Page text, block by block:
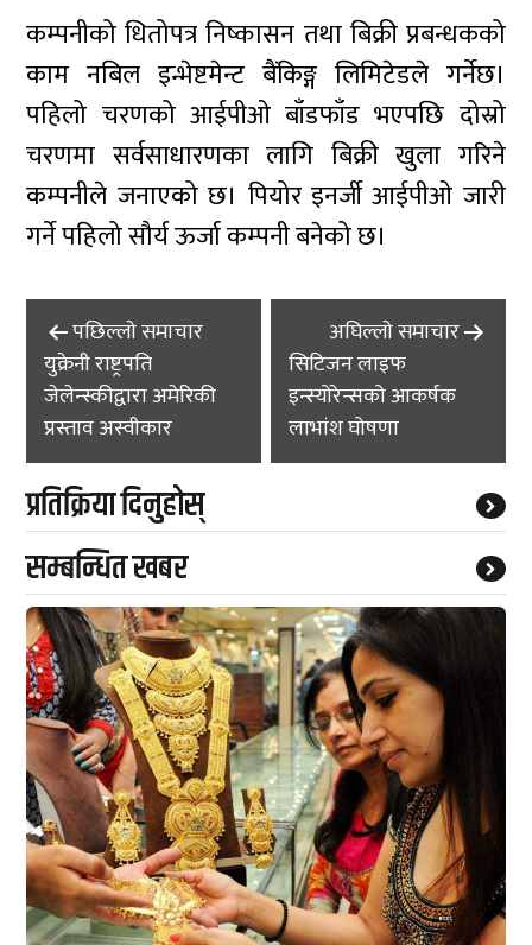
कम्पनीको धितोपत्र निष्कासन तथा बिक्री प्रबन्धकको
काम नबिल इन्भेष्टमेन्ट बैंकिङ्ग लिमिटेडले गर्नेछ।
पहिलो चरणको आईपीओ बाँडफाँड भएपछि दोस्रो
चरणमा सर्वसाधारणका लागि बिक्री खुला गरिने
कम्पनीले जनाएको छ। पियोर इनर्जी आईपीओ जारी
गर्ने पहिलो सौर्य ऊर्जा कम्पनी बनेको छ।
Post
navigation
पछिल्लाे समाचार
युक्रेनी राष्ट्रपति
जेलेन्स्कीद्वारा अमेरिकी
प्रस्ताव अस्वीकार
अघिल्लाे समाचार
सिटिजन लाइफ
इन्स्योरेन्सको आकर्षक
लाभांश घोषणा
प्रतिक्रिया दिनुहोस्
सम्बन्धित खबर